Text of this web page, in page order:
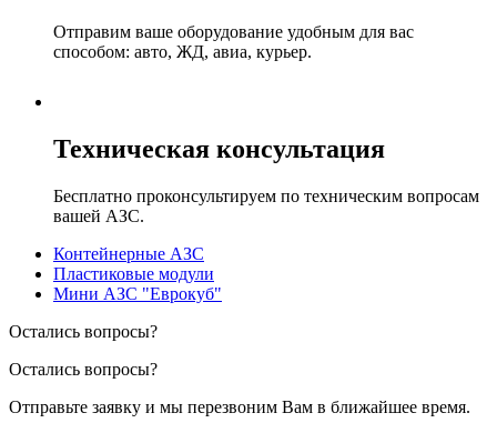
Отправим ваше оборудование удобным для вас
способом: авто, ЖД, авиа, курьер.
Техническая консультация
Бесплатно проконсультируем по техническим вопросам
вашей АЗС.
Контейнерные АЗС
Пластиковые модули
Mини AЗC "Eвpoкуб"
Остались вопросы?
Остались вопросы?
Отправьте заявку и мы перезвоним Вам в ближайшее время.